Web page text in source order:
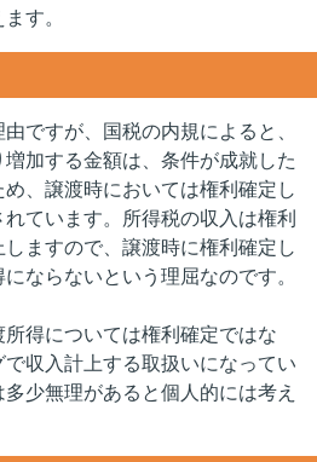
す。
ですが、国税の内規によると、
加する金額は、条件が成就した
、譲渡時においては権利確定し
ています。所得税の収入は権利
ますので、譲渡時に権利確定し
ならないという理屈なのです。
得については権利確定ではな
で収入計上する取扱いになってい
少無理があると個人的には考え